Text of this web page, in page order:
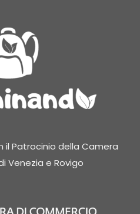
Patrocinio della Camera
Venezia e Rovigo